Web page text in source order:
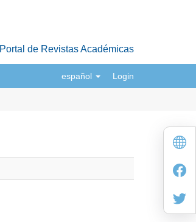
Portal de Revistas Académicas
español Login